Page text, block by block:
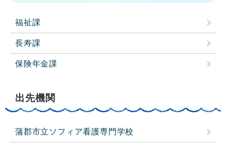
福祉課
長寿課
保険年金課
出先機関
蒲郡市立ソフィア看護専門学校